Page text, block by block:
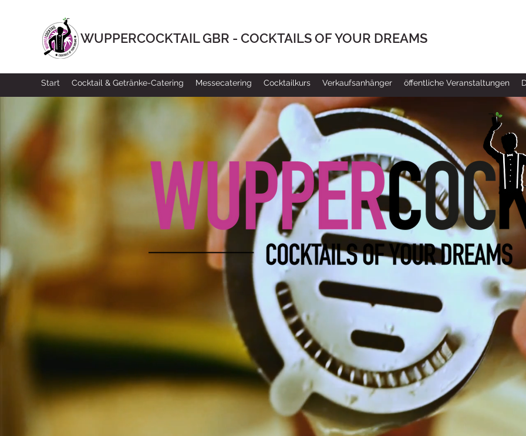
WUPPERCOCKTAIL GBR - COCKTAILS OF YOUR DREAMS
Start Cocktail & Getränke-Catering Messecatering Cocktailkurs Verkaufsanhänger öffentliche Veranstaltungen